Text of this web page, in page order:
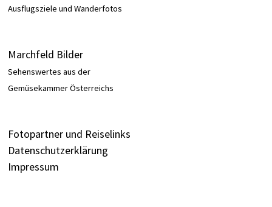
Ausflugsziele und Wanderfotos
Marchfeld Bilder
Sehenswertes aus der
Gemüsekammer Österreichs
Fotopartner und Reiselinks
Datenschutzerklärung
Impressum